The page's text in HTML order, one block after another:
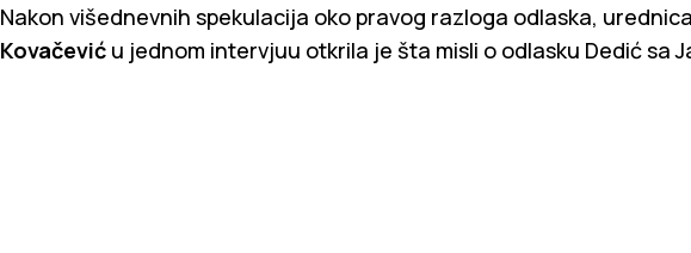
Nakon višednevnih spekulacija oko pravog razloga odlaska,
Kovačević u jednom intervjuu otkrila je šta misli o odlasku Dedić sa